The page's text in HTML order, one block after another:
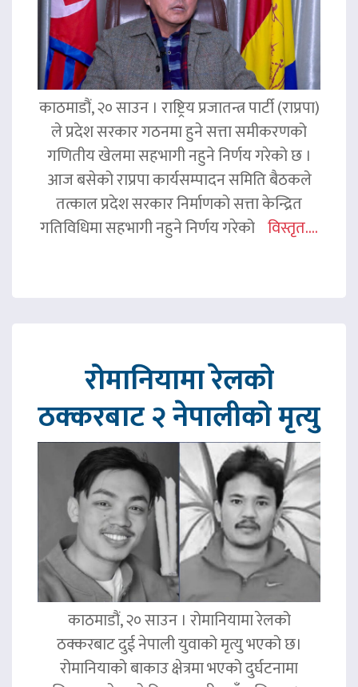
काठमाडौं, २० साउन । राष्ट्रिय प्रजातन्त्र पार्टी (राप्रपा)
ले प्रदेश सरकार गठनमा हुने सत्ता समीकरणको
गणितीय खेलमा सहभागी नहुने निर्णय गरेको छ ।
आज बसेको राप्रपा कार्यसम्पादन समिति बैठकले
तत्काल प्रदेश सरकार निर्माणको सत्ता केन्द्रित
गतिविधिमा सहभागी नहुने निर्णय गरेको विस्तृत....
रोमानियामा रेलको
ठक्करबाट २ नेपालीको मृत्यु
काठमाडौं, २० साउन । रोमानियामा रेलको
ठक्करबाट दुई नेपाली युवाको मृत्यु भएको छ।
रोमानियाको बाकाउ क्षेत्रमा भएको दुर्घटनामा